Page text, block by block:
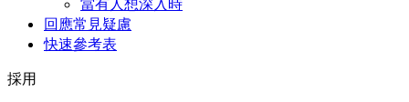
回應常見疑慮
快速參考表
採用